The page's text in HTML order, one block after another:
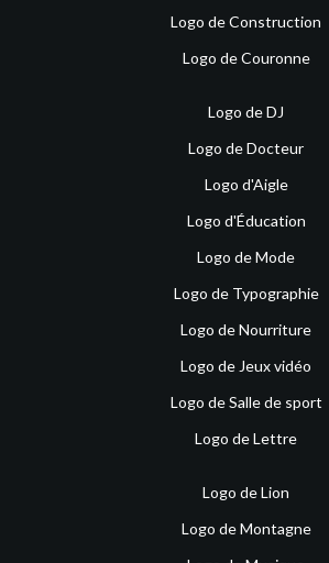
Logo de Construction
Logo de Couronne
Logo de DJ
Logo de Docteur
Logo d'Aigle
Logo d'Éducation
Logo de Mode
Logo de Typographie
Logo de Nourriture
Logo de Jeux vidéo
Logo de Salle de sport
Logo de Lettre
Logo de Lion
Logo de Montagne